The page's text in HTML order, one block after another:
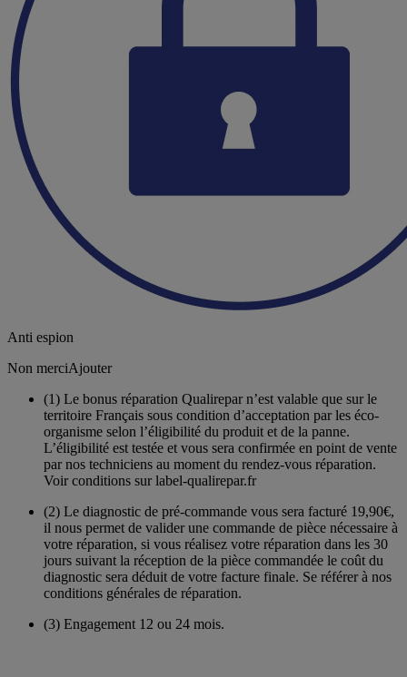
Anti espion
Non merciAjouter
(1) Le bonus réparation Qualirepar n’est valable que sur le
territoire Français sous condition d’acceptation par les éco-
organisme selon l’éligibilité du produit et de la panne.
L’éligibilité est testée et vous sera confirmée en point de vente
par nos techniciens au moment du rendez-vous réparation.
Voir conditions sur label-qualirepar.fr
(2) Le diagnostic de pré-commande vous sera facturé 19,90€,
il nous permet de valider une commande de pièce nécessaire à
votre réparation, si vous réalisez votre réparation dans les 30
jours suivant la réception de la pièce commandée le coût du
diagnostic sera déduit de votre facture finale. Se référer à nos
conditions générales de réparation.
(3) Engagement 12 ou 24 mois.